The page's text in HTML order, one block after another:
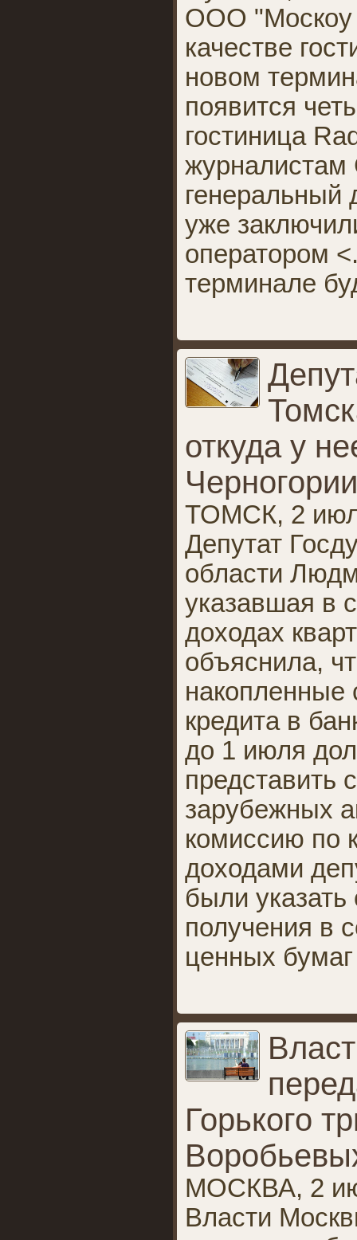
ООО "Москоу
качестве
новом
появится
гостиница
уже
оператором
терминале
откуда у
Черногории
ТОМСК, 2
Депутат
области
указавшая в
доходах
объяснила,
накопленные
кредита в
до 1 июля
представить
зарубежных
комиссию по
доходами
были указать
получения в
ценных
Горького
МОСКВА, 2
Власти